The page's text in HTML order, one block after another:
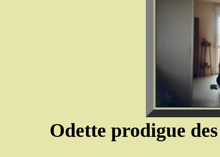
Odette prodigue